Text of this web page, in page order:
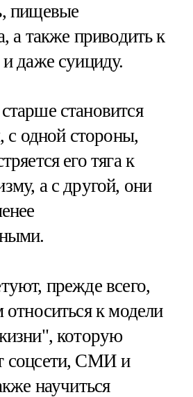
пищевые
а также приводить к
даже суициду.
становится
с одной стороны,
его тяга к
а с другой, они
прежде всего,
относиться к модели
которую
соцсети, СМИ и
научиться